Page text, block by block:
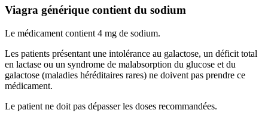
Viagra générique contient du sodium
Le médicament contient 4 mg de sodium.
Les patients présentant une intolérance au galactose, un déficit total
en lactase ou un syndrome de malabsorption du glucose et du
galactose (maladies héréditaires rares) ne doivent pas prendre ce
médicament.
Le patient ne doit pas dépasser les doses recommandées.